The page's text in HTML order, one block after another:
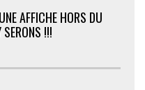
AFFICHE HORS DU
!!!